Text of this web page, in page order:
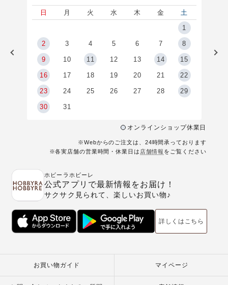
日 月 火 水 木 金
土
1
2 3 4 5 6 7 8
9 10 11 12 13 14 15
16 17 18 19 20 21 22
23 24 25 26 27 28 29
30 31
オンラインショップ休業日
※Webからのご注文は、24時間承っております
※各実店舗の営業時間・休業日は 店舗情報 をご覧ください
ホビーラホビーレ
公式アプリで最新情報をお届け！
サクサク見られて、楽しいお買い物♪
詳しくはこちら
お買い物ガイド マイページ